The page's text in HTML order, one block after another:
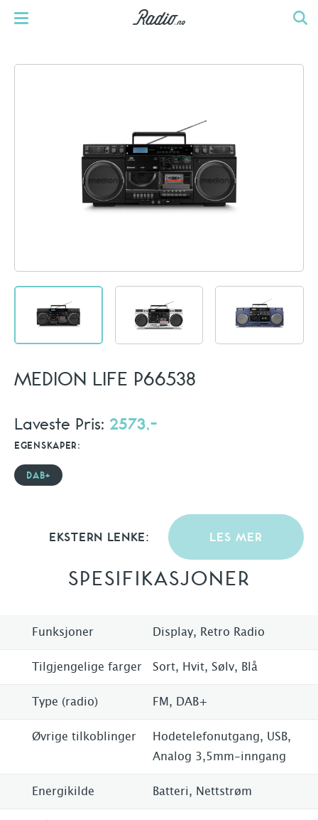
MEDION LIFE P66538
Laveste Pris: 2573,-
EGENSKAPER:
DAB+
EKSTERN LENKE: LES MER
SPESIFIKASJONER
Funksjoner Display, Retro Radio
Tilgjengelige farger Sort, Hvit, Sølv, Blå
Type (radio) FM, DAB+
Øvrige tilkoblinger
Hodetelefonutgang, USB,
Analog 3,5mm-inngang
Energikilde Batteri, Nettstrøm